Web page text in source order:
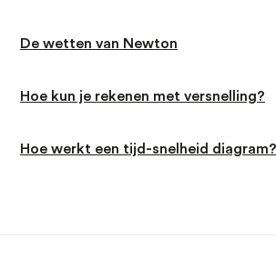
De wetten van Newton
Hoe kun je rekenen met versnelling?
Hoe werkt een tijd-snelheid diagram?